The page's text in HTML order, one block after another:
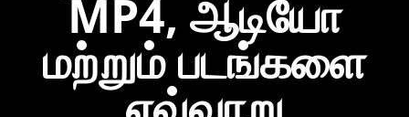
MP4, ஆடியோ
மற்றும் படங்களை